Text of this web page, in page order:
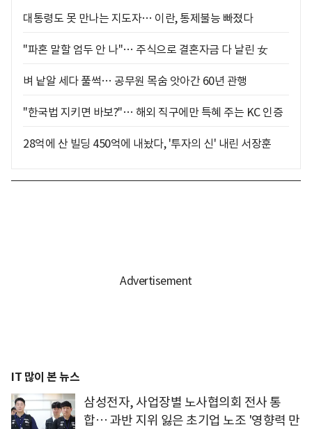
대통령도 못 만나는 지도자… 이란, 통제불능 빠졌다
"파혼 말할 엄두 안 나"… 주식으로 결혼자금 다 날린 女
벼 낱알 세다 풀썩… 공무원 목숨 앗아간 60년 관행
"한국법 지키면 바보?"… 해외 직구에만 특혜 주는 KC 인증
28억에 산 빌딩 450억에 내놨다, '투자의 신' 내린 서장훈
IT 많이 본 뉴스
삼성전자, 사업장별 노사협의회 전사 통
합… 과반 지위 잃은 초기업 노조 '영향력 만